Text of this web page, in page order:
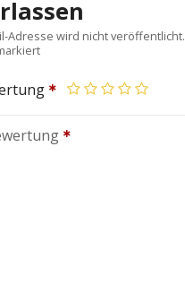
Adresse wird nicht veröffentlicht.